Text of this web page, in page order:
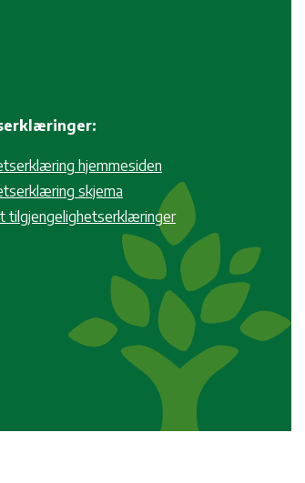
hjemmesiden
skjema
tilgjengelighetserklæringer